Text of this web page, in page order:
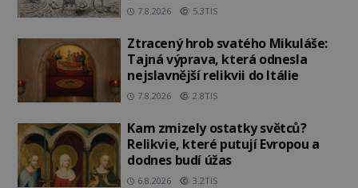
7.8.2026 5.3TIS
Ztracený hrob svatého Mikuláše:
Tajná výprava, která odnesla
nejslavnější relikvii do Itálie
7.8.2026 2.8TIS
Kam zmizely ostatky světců?
Relikvie, které putují Evropou a
dodnes budí úžas
6.8.2026 3.2TIS